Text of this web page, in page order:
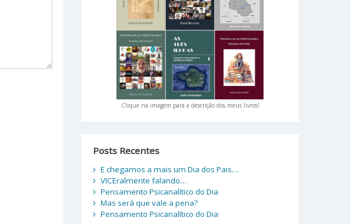
Clique na imagem para a descrição dos meus livros!
Posts Recentes
E chegamos a mais um Dia dos Pais…
VICEralmente falando…
Pensamento Psicanalítico do Dia
Mas será que vale a pena?
Pensamento Psicanalítico do Dia